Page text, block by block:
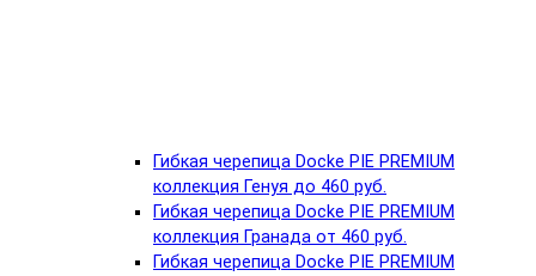
Гибкая черепица Docke PIE PREMIUM
коллекция Генуя до 460 руб.
Гибкая черепица Docke PIE PREMIUM
коллекция Гранада от 460 руб.
Гибкая черепица Docke PIE PREMIUM